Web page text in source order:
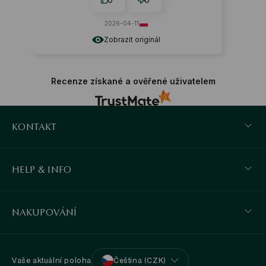
Zobrazit originál
2026-04-11
Recenze získané a ověřené uživatelem
KONTAKT
HELP & INFO
NAKUPOVÁNÍ
Vaše aktuální poloha Čeština (CZK)